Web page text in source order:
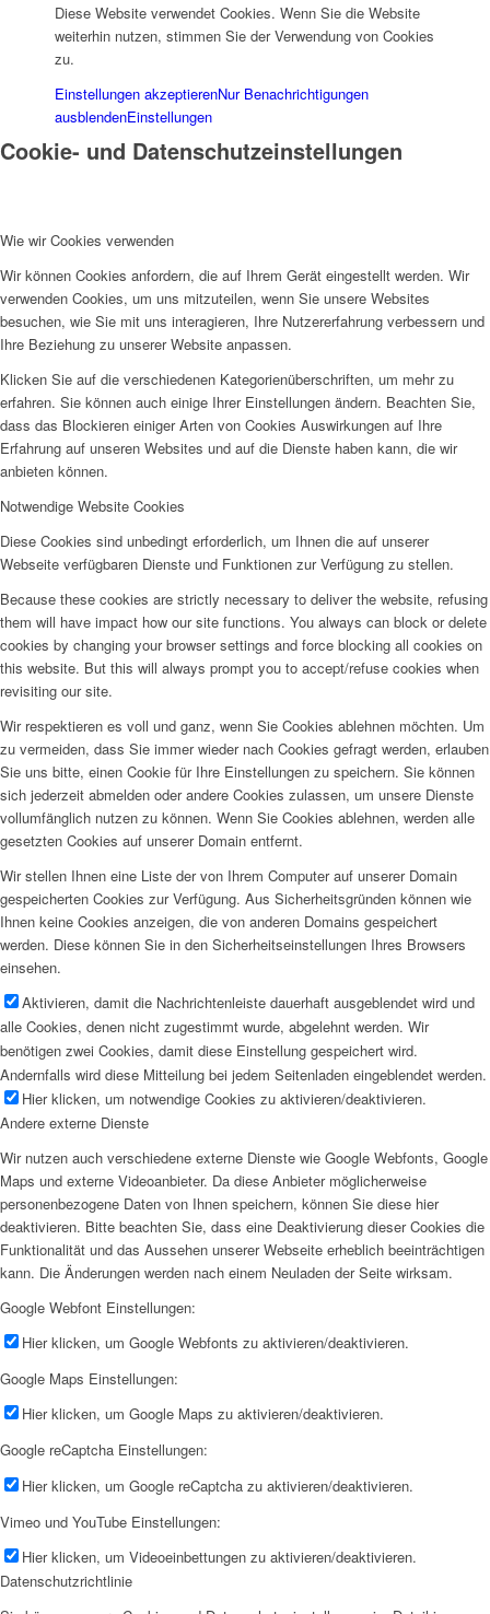
Diese Website verwendet Cookies. Wenn Sie die Website
weiterhin nutzen, stimmen Sie der Verwendung von Cookies
zu.
Einstellungen akzeptierenNur Benachrichtigungen
ausblendenEinstellungen
Cookie- und Datenschutzeinstellungen
Wie wir Cookies verwenden
Wir können Cookies anfordern, die auf Ihrem Gerät eingestellt werden. Wir
verwenden Cookies, um uns mitzuteilen, wenn Sie unsere Websites
besuchen, wie Sie mit uns interagieren, Ihre Nutzererfahrung verbessern und
Ihre Beziehung zu unserer Website anpassen.
Klicken Sie auf die verschiedenen Kategorienüberschriften, um mehr zu
erfahren. Sie können auch einige Ihrer Einstellungen ändern. Beachten Sie,
dass das Blockieren einiger Arten von Cookies Auswirkungen auf Ihre
Erfahrung auf unseren Websites und auf die Dienste haben kann, die wir
anbieten können.
Notwendige Website Cookies
Diese Cookies sind unbedingt erforderlich, um Ihnen die auf unserer
Webseite verfügbaren Dienste und Funktionen zur Verfügung zu stellen.
Because these cookies are strictly necessary to deliver the website, refusing
them will have impact how our site functions. You always can block or delete
cookies by changing your browser settings and force blocking all cookies on
this website. But this will always prompt you to accept/refuse cookies when
revisiting our site.
Wir respektieren es voll und ganz, wenn Sie Cookies ablehnen möchten. Um
zu vermeiden, dass Sie immer wieder nach Cookies gefragt werden, erlauben
Sie uns bitte, einen Cookie für Ihre Einstellungen zu speichern. Sie können
sich jederzeit abmelden oder andere Cookies zulassen, um unsere Dienste
vollumfänglich nutzen zu können. Wenn Sie Cookies ablehnen, werden alle
gesetzten Cookies auf unserer Domain entfernt.
Wir stellen Ihnen eine Liste der von Ihrem Computer auf unserer Domain
gespeicherten Cookies zur Verfügung. Aus Sicherheitsgründen können wie
Ihnen keine Cookies anzeigen, die von anderen Domains gespeichert
werden. Diese können Sie in den Sicherheitseinstellungen Ihres Browsers
einsehen.
Aktivieren, damit die Nachrichtenleiste dauerhaft ausgeblendet wird und
alle Cookies, denen nicht zugestimmt wurde, abgelehnt werden. Wir
benötigen zwei Cookies, damit diese Einstellung gespeichert wird.
Andernfalls wird diese Mitteilung bei jedem Seitenladen eingeblendet werden.
Hier klicken, um notwendige Cookies zu aktivieren/deaktivieren.
Andere externe Dienste
Wir nutzen auch verschiedene externe Dienste wie Google Webfonts, Google
Maps und externe Videoanbieter. Da diese Anbieter möglicherweise
personenbezogene Daten von Ihnen speichern, können Sie diese hier
deaktivieren. Bitte beachten Sie, dass eine Deaktivierung dieser Cookies die
Funktionalität und das Aussehen unserer Webseite erheblich beeinträchtigen
kann. Die Änderungen werden nach einem Neuladen der Seite wirksam.
Google Webfont Einstellungen:
Hier klicken, um Google Webfonts zu aktivieren/deaktivieren.
Google Maps Einstellungen:
Hier klicken, um Google Maps zu aktivieren/deaktivieren.
Google reCaptcha Einstellungen:
Hier klicken, um Google reCaptcha zu aktivieren/deaktivieren.
Vimeo und YouTube Einstellungen:
Hier klicken, um Videoeinbettungen zu aktivieren/deaktivieren.
Datenschutzrichtlinie